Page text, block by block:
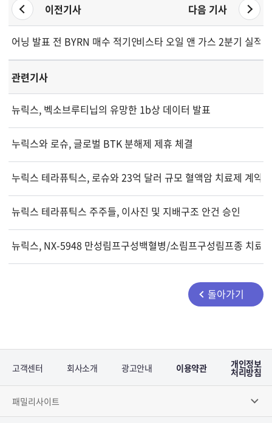
이전기사 다음 기사
어닝 발표 전 BYRN 매수 적기인가비스타 오일 앤 가스 2분기 실적
관련기사
뉴릭스, 벡소브루티닙의 유망한 1b상 데이터 발표
누릭스와 로슈, 글로벌 BTK 분해제 제휴 체결
누릭스 테라퓨틱스, 로슈와 23억 달러 규모 혈액암 치료제 계약
뉴릭스 테라퓨틱스 주주들, 이사진 및 지배구조 안건 승인
뉴릭스, NX-5948 만성림프구성백혈병/소림프구성림프종 치료
돌아가기
고객센터 회사소개 광고안내 이용약관 개인정보
처리방침
패밀리사이트